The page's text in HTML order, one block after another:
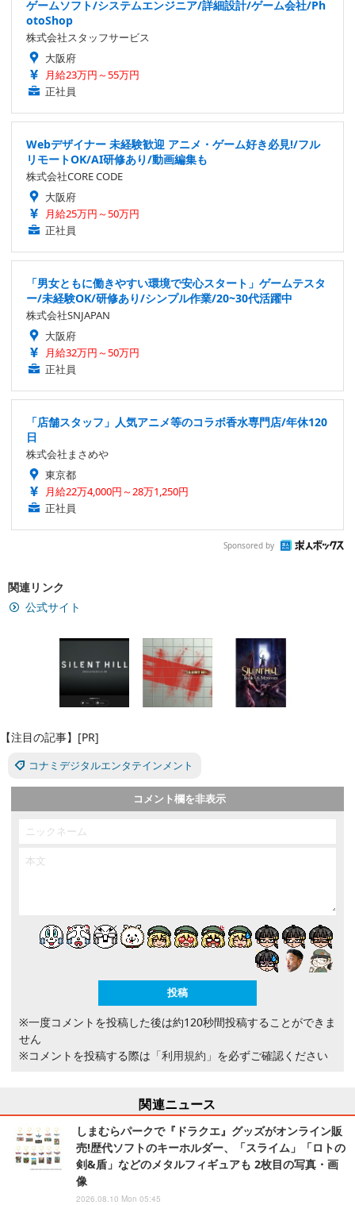
ゲームソフト/システムエンジニア/詳細設計/ゲーム会社/Ph
otoShop
株式会社スタッフサービス
大阪府
月給23万円～55万円
正社員
Webデザイナー 未経験歓迎 アニメ・ゲーム好き必見!/フル
リモートOK/AI研修あり/動画編集も
株式会社CORE CODE
大阪府
月給25万円～50万円
正社員
「男女ともに働きやすい環境で安心スタート」ゲームテスタ
ー/未経験OK/研修あり/シンプル作業/20~30代活躍中
株式会社SNJAPAN
大阪府
月給32万円～50万円
正社員
「店舗スタッフ」人気アニメ等のコラボ香水専門店/年休120
日
株式会社まさめや
東京都
月給22万4,000円～28万1,250円
正社員
Sponsored by
関連リンク
公式サイト
【注目の記事】[PR]
コナミデジタルエンタテインメント
コメント欄を非表示
※一度コメントを投稿した後は約120秒間投稿することができま
せん
※コメントを投稿する際は 「利用規約」 を必ずご確認ください
関連ニュース
しまむらパークで『ドラクエ』グッズがオンライン販
売!歴代ソフトのキーホルダー、「スライム」「ロトの
剣&盾」などのメタルフィギュアも 2枚目の写真・画
像
2026.08.10 Mon 05:45